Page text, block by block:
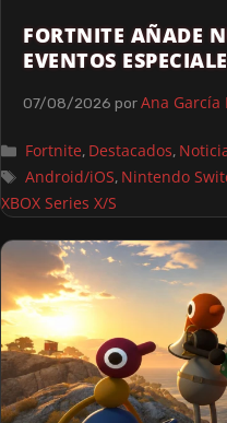
FORTNITE AÑADE
EVENTOS
07/08/2026 porAna García
Fortnite, Destacados,
Android/iOS, Nintendo
XBOX Series X/S